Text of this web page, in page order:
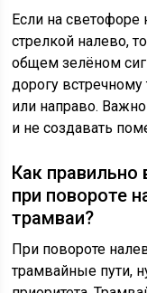
Если на светофоре
стрелкой налево,
общем зелёном
дорогу
или направо.
и не создавать
Как правильно
при повороте
трамваи?
При повороте
трамвайные пути,